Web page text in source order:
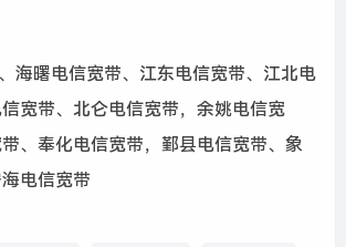
、 海曙电信宽带、江东电信宽带、江北电
宽带、北仑电信宽带，余姚电信宽
、奉化电信宽带，鄞县电信宽带、象
电信宽带